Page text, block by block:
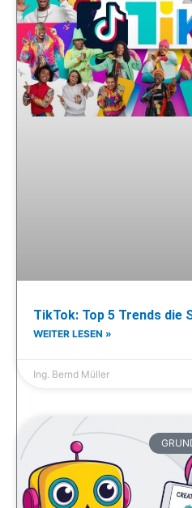
TikTok: Top 5 Trends die
WEITER LESEN »
Ing. Bernd Müller